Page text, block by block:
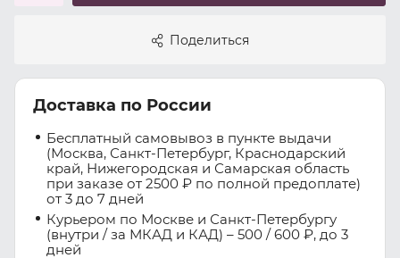
Поделиться
Доставка по России
Бесплатный самовывоз в пункте выдачи
(Москва, Санкт-Петербург, Краснодарский
край, Нижегородская и Самарская область
при заказе от 2500 ₽ по полной предоплате)
от 3 до 7 дней
Курьером по Москве и Санкт-Петербургу
(внутри / за МКАД и КАД) – 500 / 600 ₽, до 3
дней